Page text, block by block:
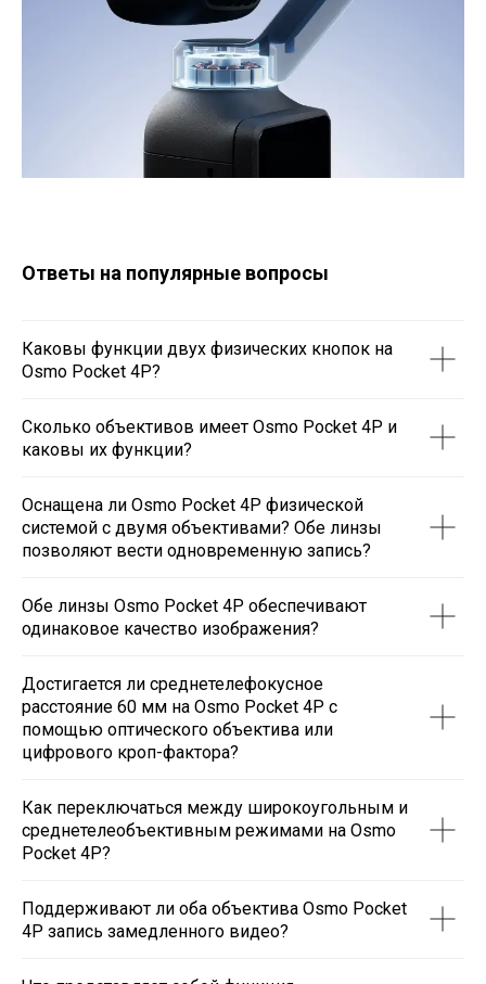
Ответы на популярные вопросы
Каковы функции двух физических кнопок на
Osmo Pocket 4P?
Сколько объективов имеет Osmo Pocket 4P и
каковы их функции?
Оснащена ли Osmo Pocket 4P физической
системой с двумя объективами? Обе линзы
позволяют вести одновременную запись?
Обе линзы Osmo Pocket 4P обеспечивают
одинаковое качество изображения?
Достигается ли среднетелефокусное
расстояние 60 мм на Osmo Pocket 4P с
помощью оптического объектива или
цифрового кроп-фактора?
Как переключаться между широкоугольным и
среднетелеобъективным режимами на Osmo
Pocket 4P?
Поддерживают ли оба объектива Osmo Pocket
4P запись замедленного видео?